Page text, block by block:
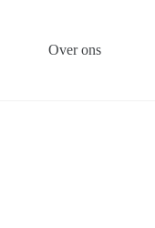
Over ons